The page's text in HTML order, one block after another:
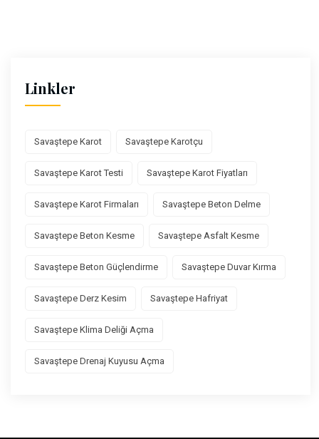
Linkler
Savaştepe Karot Savaştepe Karotçu
Savaştepe Karot Testi Savaştepe Karot Fiyatları
Savaştepe Karot Firmaları Savaştepe Beton Delme
Savaştepe Beton Kesme Savaştepe Asfalt Kesme
Savaştepe Beton Güçlendirme Savaştepe Duvar Kırma
Savaştepe Derz Kesim Savaştepe Hafriyat
Savaştepe Klima Deliği Açma
Savaştepe Drenaj Kuyusu Açma